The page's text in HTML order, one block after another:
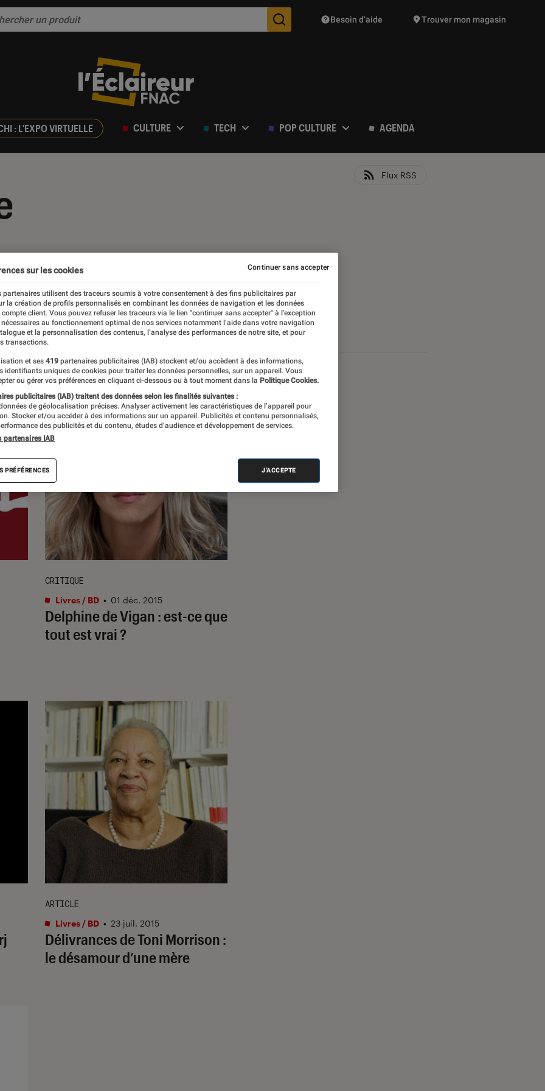
Des suggestions de produits vont vous être proposées
Besoin d’aide Trouver mon magasin
: L'EXPO VIRTUELLE CULTURE TECH POP CULTURE AGENDA
Flux RSS
Delphine de Vigan : est-ce que
tout est vrai ?
CRITIQUE
Livres / BD • 01 déc. 2015
Délivrances de Toni Morrison :
le désamour d’une mère
ARTICLE
Livres / BD • 23 juil. 2015
sur les cookies
partenaires utilisent des traceurs soumis à votre consentement à des fins publicitaires par
la création de profils personnalisés en combinant les données de navigation et les données
client. Vous pouvez refuser les traceurs via le lien "continuer sans accepter" à l’exception
au fonctionnement optimal de nos services notamment l’aide dans votre navigation
et la personnalisation des contenus, l’analyse des performances de notre site, et pour
transactions.
et ses 419 partenaires publicitaires (IAB) stockent et/ou accèdent à des informations,
identifiants uniques de cookies pour traiter les données personnelles, sur un appareil. Vous
ou gérer vos préférences en cliquant ci-dessous ou à tout moment dans la Politique Cookies.
publicitaires (IAB) traitent des données selon les finalités suivantes :
de géolocalisation précises. Analyser activement les caractéristiques de l’appareil pour
Stocker et/ou accéder à des informations sur un appareil. Publicités et contenu personnalisés,
des publicités et du contenu, études d’audience et développement de services.
partenaires IAB
PRÉFÉRENCES J'ACCEPTE
Continuer sans accepter